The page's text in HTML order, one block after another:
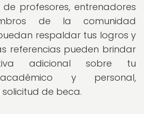
profesores, entrenadores
de la comunidad
respaldar tus logros y
referencias pueden brindar
adicional sobre tu
y personal,
de beca.